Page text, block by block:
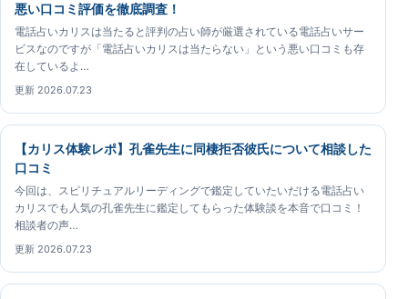
悪い口コミ評価を徹底調査！
電話占いカリスは当たると評判の占い師が厳選されている電話占いサー
ビスなのですが「電話占いカリスは当たらない」という悪い口コミも存
在しているよ…
更新 2026.07.23
【カリス体験レポ】孔雀先生に同棲拒否彼氏について相談した
口コミ
今回は、スピリチュアルリーディングで鑑定していたいだける電話占い
カリスでも人気の孔雀先生に鑑定してもらった体験談を本音で口コミ！
相談者の声…
更新 2026.07.23